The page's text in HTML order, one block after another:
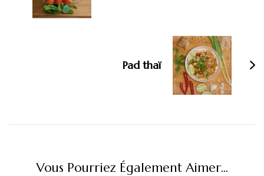
Pad thaï
Vous Pourriez Également Aimer...